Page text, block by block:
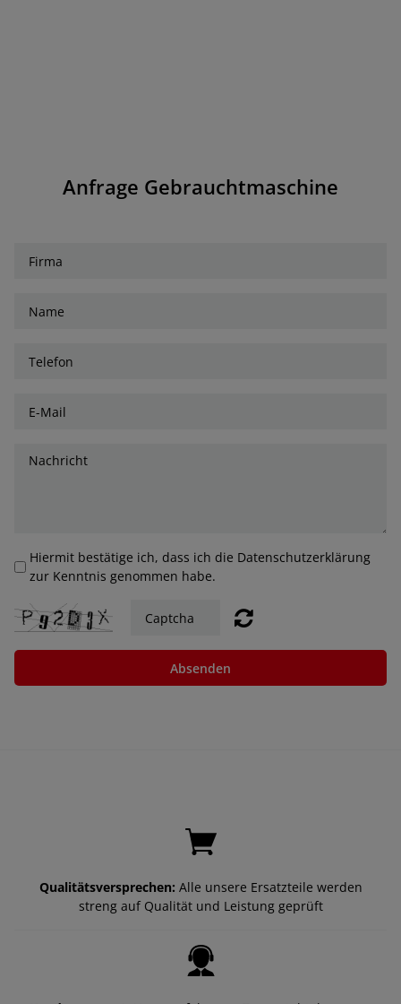
Anfrage Gebrauchtmaschine
Hiermit bestätige ich, dass ich die Datenschutzerklärung
zur Kenntnis genommen habe.
Absenden
Qualitätsversprechen: Alle unsere Ersatzteile werden
streng auf Qualität und Leistung geprüft